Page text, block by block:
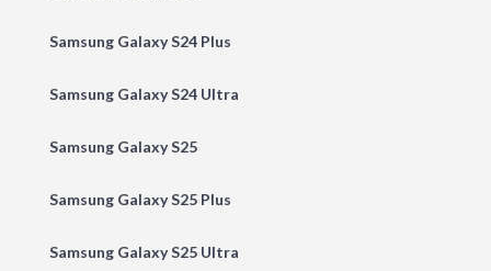
Samsung Galaxy S24 Plus
Samsung Galaxy S24 Ultra
Samsung Galaxy S25
Samsung Galaxy S25 Plus
Samsung Galaxy S25 Ultra